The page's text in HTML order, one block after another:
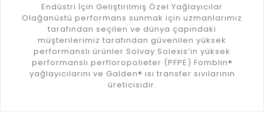
Endüstri İçin Geliştirilmiş Özel Yağlayıcılar
Olağanüstü performans sunmak için uzmanlarımız
tarafından seçilen ve dünya çapındaki
müşterilerimiz tarafından güvenilen yüksek
performanslı ürünler Solvay Solexis’in yüksek
performanslı perfloropolieter (PFPE) Fomblin®
yağlayıcılarını ve Galden® ısı transfer sıvılarının
üreticisidir.